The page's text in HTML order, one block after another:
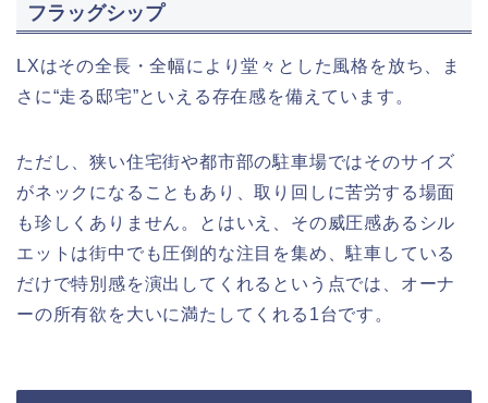
フラッグシップ
LXはその全長・全幅により堂々とした風格を放ち、ま
さに“走る邸宅”といえる存在感を備えています。
ただし、狭い住宅街や都市部の駐車場ではそのサイズ
がネックになることもあり、取り回しに苦労する場面
も珍しくありません。とはいえ、その威圧感あるシル
エットは街中でも圧倒的な注目を集め、駐車している
だけで特別感を演出してくれるという点では、オーナ
ーの所有欲を大いに満たしてくれる1台です。